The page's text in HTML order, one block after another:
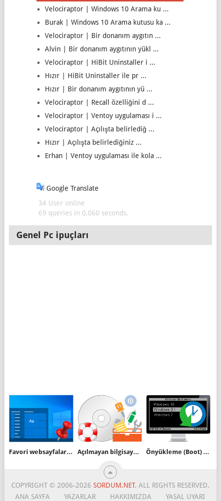
Velociraptor | Windows 10 Arama ku ...
Burak | Windows 10 Arama kutusu ka ...
Velociraptor | Bir donanım aygıtın ...
Alvin | Bir donanım aygıtının yükl ...
Velociraptor | HiBit Uninstaller i ...
Hızır | HiBit Uninstaller ile pr ...
Hızır | Bir donanım aygıtının yü ...
Velociraptor | Recall özelliğini d ...
Velociraptor | Ventoy uygulaması i ...
Velociraptor | Açılışta belirlediğ ...
Hızır | Açılışta belirlediğiniz ...
Erhan | Ventoy uygulaması ile kola ...
Google Translate
34 User online
69 queries in 0,060 seconds.
Genel Pc ipuçları
Favori websayfalarınızı görev çubuğuna ekleyin Açılmayan bilgisayardaki verileri Live CD yardımı ile kurtaralım Önyükleme (Boot) menüsü ayarlarını yedekleyin
COPYRIGHT © 2006-2026 SORDUM.NET. ALL RIGHTS RESERVED.
ANA SAYFA
YAZARLAR HAKKIMIZDA YASAL UYARI